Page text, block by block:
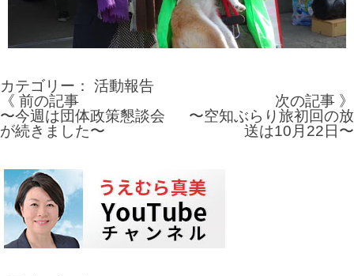
カテゴリー： 活動報告
投
稿
ビ
ゲ
ー
《 前の記事
〜今週は団体政策懇談会
が続きました〜
次の記事 》
〜空知ぶらり旅初回の放
送は10月22日〜